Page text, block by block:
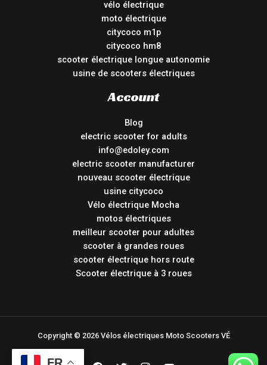
vélo électrique
moto électrique
citycoco m1p
citycoco hm8
scooter électrique longue autonomie
usine de scooters électriques
Account
Blog
electric scooter for adults
info@edoley.com
electric scooter manufacturer
nouveau scooter électrique
usine citycoco
Vélo électrique Mocha
motos électriques
meilleur scooter pour adultes
scooter à grandes roues
scooter électrique hors route
Scooter électrique à 3 roues
Copyright © 2026 Vélos électriques Moto Scooters VÉ